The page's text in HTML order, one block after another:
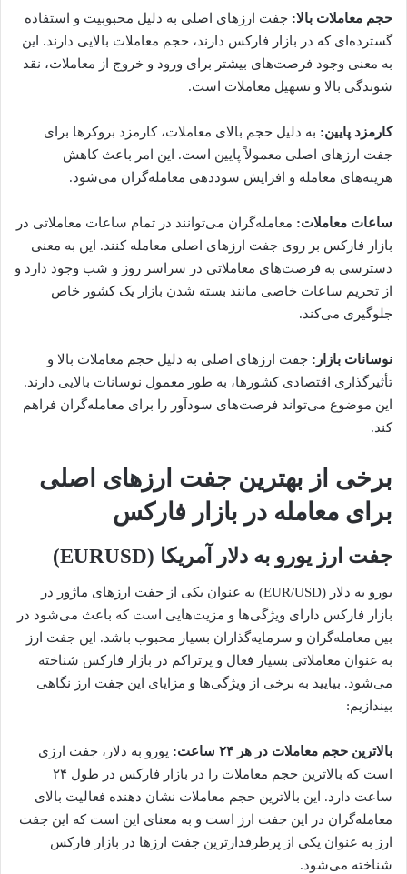
حجم معاملات بالا: جفت ارزهای اصلی به دلیل محبوبیت و استفاده
گسترده‌ای که در بازار فارکس دارند، حجم معاملات بالایی دارند. این
به معنی وجود فرصت‌های بیشتر برای ورود و خروج از معاملات، نقد
شوندگی بالا و تسهیل معاملات است.
کارمزد پایین: به دلیل حجم بالای معاملات، کارمزد بروکرها برای
جفت ارزهای اصلی معمولاً پایین است. این امر باعث کاهش
هزینه‌های معامله و افزایش سوددهی معامله‌گران می‌شود.
ساعات معاملات: معامله‌گران می‌توانند در تمام ساعات معاملاتی در
بازار فارکس بر روی جفت ارزهای اصلی معامله کنند. این به معنی
دسترسی به فرصت‌های معاملاتی در سراسر روز و شب وجود دارد و
از تحریم ساعات خاصی مانند بسته شدن بازار یک کشور خاص
جلوگیری می‌کند.
نوسانات بازار: جفت ارزهای اصلی به دلیل حجم معاملات بالا و
تأثیرگذاری اقتصادی کشورها، به طور معمول نوسانات بالایی دارند.
این موضوع می‌تواند فرصت‌های سودآور را برای معامله‌گران فراهم
کند.
برخی از بهترین جفت ارزهای اصلی
برای معامله در بازار فارکس
جفت ارز یورو به دلار آمریکا (EURUSD)
یورو به دلار (EUR/USD) به عنوان یکی از جفت ارزهای ماژور در
بازار فارکس دارای ویژگی‌ها و مزیت‌هایی است که باعث می‌شود در
بین معامله‌گران و سرمایه‌گذاران بسیار محبوب باشد. این جفت ارز
به عنوان معاملاتی بسیار فعال و پرتراکم در بازار فارکس شناخته
می‌شود. بیایید به برخی از ویژگی‌ها و مزایا‌ی این جفت ارز نگاهی
بیندازیم:
بالاترین حجم معاملات در هر ۲۴ ساعت:
یورو به دلار، جفت ارزی
است که بالاترین حجم معاملات را در بازار فارکس در طول ۲۴
ساعت دارد. این بالاترین حجم معاملات نشان دهنده فعالیت بالای
معامله‌گران در این جفت ارز است و به معنای این است که این جفت
ارز به عنوان یکی از پرطرفدارترین جفت ارزها در بازار فارکس
شناخته می‌شود.